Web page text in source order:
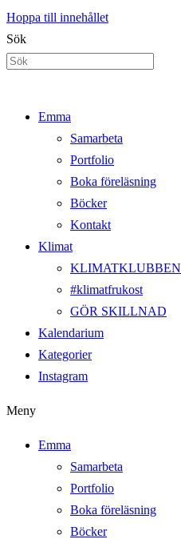
Hoppa till innehållet
Sök
Emma
Samarbeta
Portfolio
Boka föreläsning
Böcker
Kontakt
Klimat
KLIMATKLUBBEN
#klimatfrukost
GÖR SKILLNAD
Kalendarium
Kategorier
Instagram
Meny
Emma
Samarbeta
Portfolio
Boka föreläsning
Böcker